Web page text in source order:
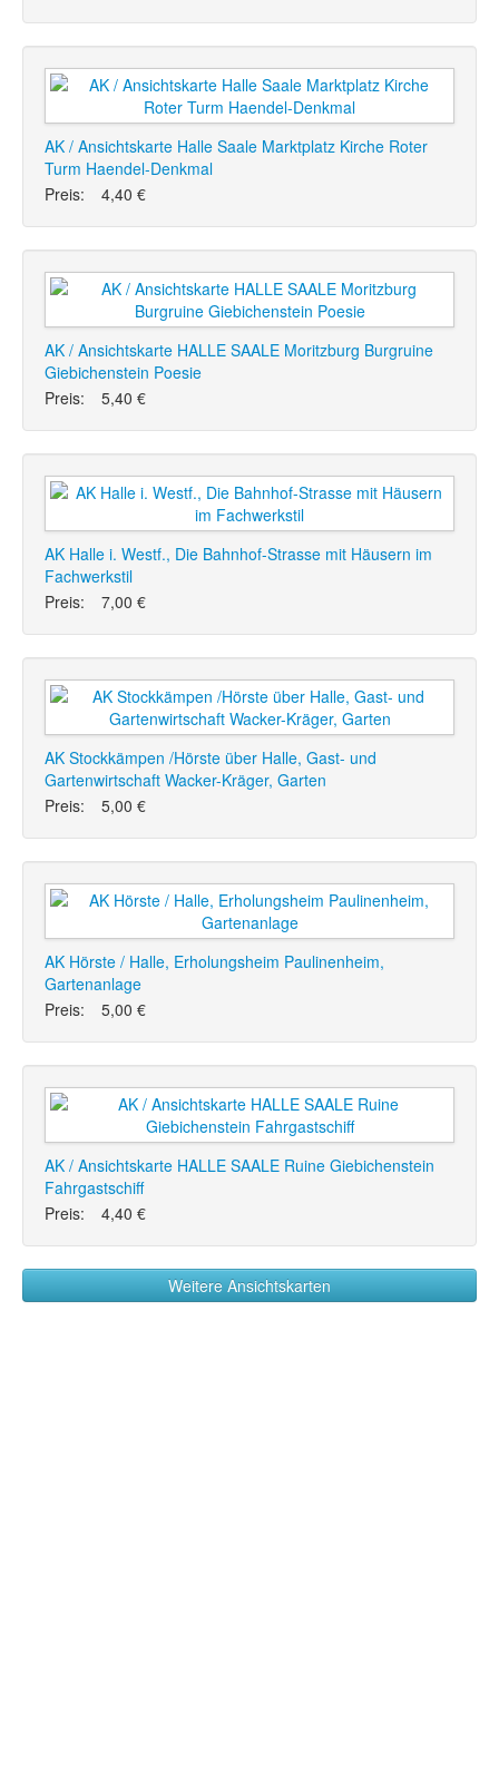
AK / Ansichtskarte Halle Saale Marktplatz Kirche Roter
Turm Haendel-Denkmal
Preis:
4,40 €
AK / Ansichtskarte HALLE SAALE Moritzburg Burgruine
Giebichenstein Poesie
Preis:
5,40 €
AK Halle i. Westf., Die Bahnhof-Strasse mit Häusern im
Fachwerkstil
Preis:
7,00 €
AK Stockkämpen /Hörste über Halle, Gast- und
Gartenwirtschaft Wacker-Kräger, Garten
Preis:
5,00 €
AK Hörste / Halle, Erholungsheim Paulinenheim,
Gartenanlage
Preis:
5,00 €
AK / Ansichtskarte HALLE SAALE Ruine Giebichenstein
Fahrgastschiff
Preis:
4,40 €
Weitere Ansichtskarten